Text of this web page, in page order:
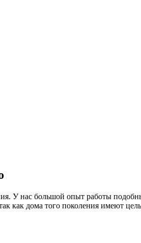
У нас большой опыт работы
как дома того поколения имеют